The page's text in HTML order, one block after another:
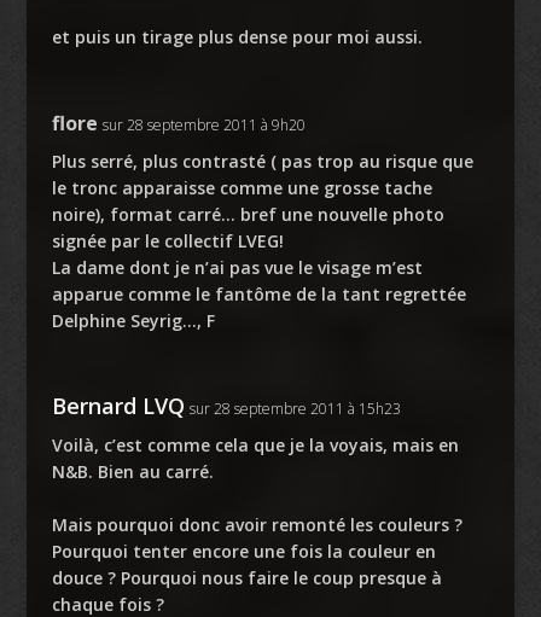
et puis un tirage plus dense pour moi aussi.
flore sur 28 septembre 2011 à 9h20
Plus serré, plus contrasté ( pas trop au risque que
le tronc apparaisse comme une grosse tache
noire), format carré… bref une nouvelle photo
signée par le collectif LVEG!
La dame dont je n’ai pas vue le visage m’est
apparue comme le fantôme de la tant regrettée
Delphine Seyrig…, F
Bernard LVQ sur 28 septembre 2011 à 15h23
Voilà, c’est comme cela que je la voyais, mais en
N&B. Bien au carré.
Mais pourquoi donc avoir remonté les couleurs ?
Pourquoi tenter encore une fois la couleur en
douce ? Pourquoi nous faire le coup presque à
chaque fois ?